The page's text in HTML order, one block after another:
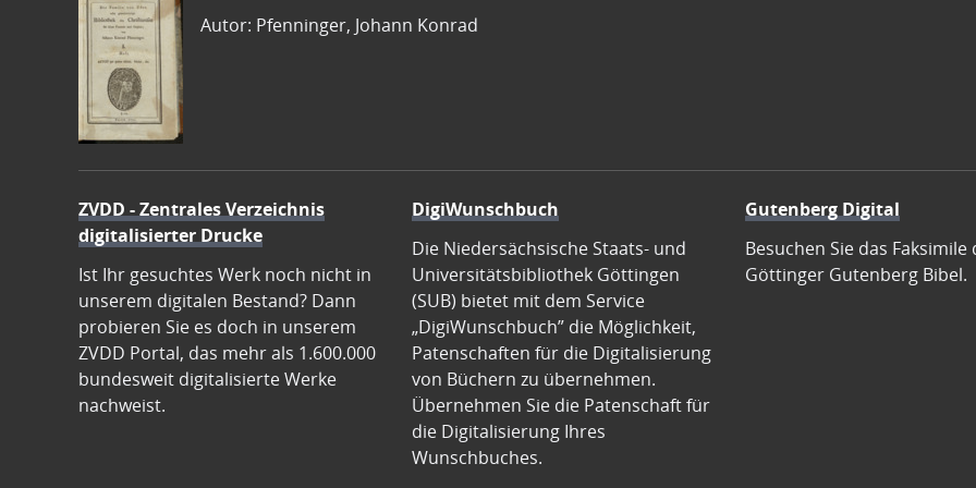
Autor: Pfenninger, Johann Konrad
ZVDD - Zentrales Verzeichnis
digitalisierter Drucke
Ist Ihr gesuchtes Werk noch nicht in
unserem digitalen Bestand? Dann
probieren Sie es doch in unserem
ZVDD Portal, das mehr als 1.600.000
bundesweit digitalisierte Werke
nachweist.
DigiWunschbuch
Die Niedersächsische Staats- und
Universitätsbibliothek Göttingen
(SUB) bietet mit dem Service
„DigiWunschbuch” die Möglichkeit,
Patenschaften für die Digitalisierung
von Büchern zu übernehmen.
Übernehmen Sie die Patenschaft für
die Digitalisierung Ihres
Wunschbuches.
Gutenberg Digital
Besuchen Sie das Faksimile
Göttinger Gutenberg Bibel.